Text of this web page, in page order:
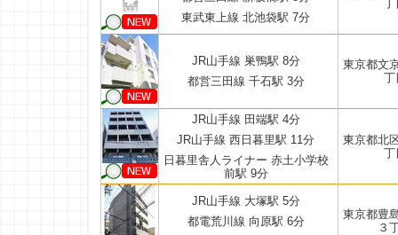
東武東上線 北池袋駅 7分
丁
JR山手線 巣鴨駅 8分
都営三田線 千石駅 3分
東京都文
丁
JR山手線 田端駅 4分
JR山手線 西日暮里駅 11分
日暮里舎人ライナー 赤土小学校
前駅 9分
東京都北
丁
JR山手線 大塚駅 5分
都電荒川線 向原駅 6分
東京都豊
３